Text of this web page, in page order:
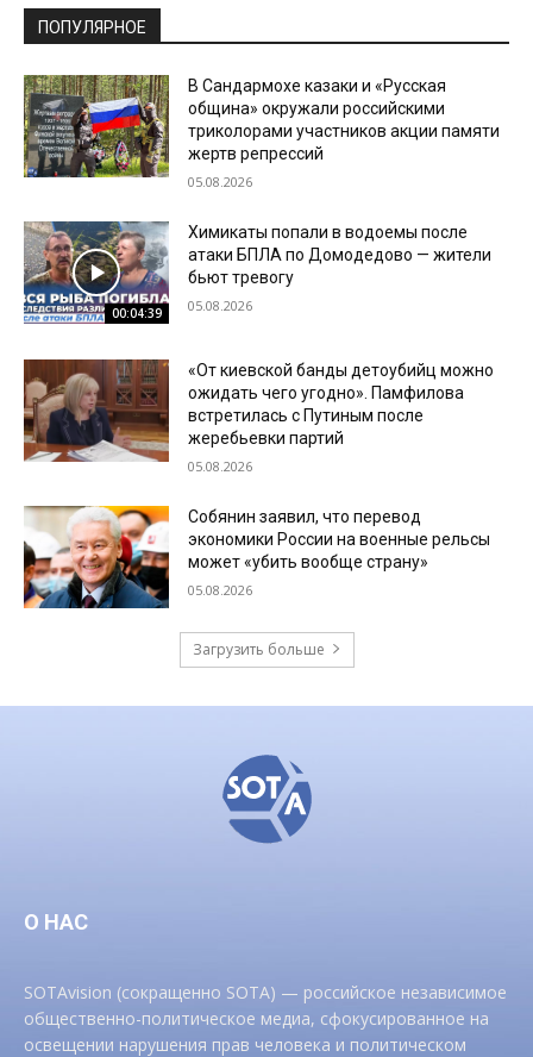
ПОПУЛЯРНОЕ
В Сандармохе казаки и «Русская
община» окружали российскими
триколорами участников акции памяти
жертв репрессий
05.08.2026
00:04:39
Химикаты попали в водоемы после
атаки БПЛА по Домодедово — жители
бьют тревогу
05.08.2026
«От киевской банды детоубийц можно
ожидать чего угодно». Памфилова
встретилась с Путиным после
жеребьевки партий
05.08.2026
Собянин заявил, что перевод
экономики России на военные рельсы
может «убить вообще страну»
05.08.2026
Загрузить больше
О НАС
SOTAvision (сокращенно SOTA) — российское независимое
общественно-политическое медиа, сфокусированное на
освещении нарушения прав человека и политическом